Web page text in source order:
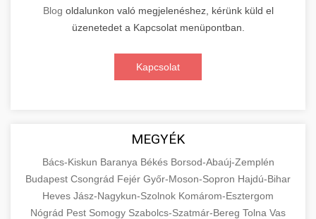
Blog oldalunkon való megjelenéshez, kérünk küld el
üzenetedet a Kapcsolat menüpontban.
Kapcsolat
MEGYÉK
Bács-Kiskun Baranya Békés Borsod-Abaúj-Zemplén
Budapest Csongrád Fejér Győr-Moson-Sopron Hajdú-Bihar
Heves Jász-Nagykun-Szolnok Komárom-Esztergom
Nógrád Pest Somogy Szabolcs-Szatmár-Bereg Tolna Vas